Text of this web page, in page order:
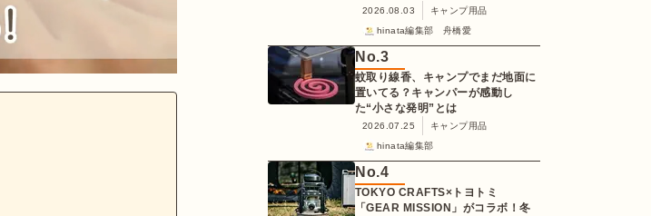
2026.08.03
キャンプ用品
hinata編集部 舟橋愛
No.3
蚊取り線香、キャンプでまだ地面に
置いてる？キャンパーが感動し
た“小さな発明”とは
2026.07.25
キャンプ用品
hinata編集部
No.4
TOKYO CRAFTS×トヨトミ
「GEAR MISSION」がコラボ！冬